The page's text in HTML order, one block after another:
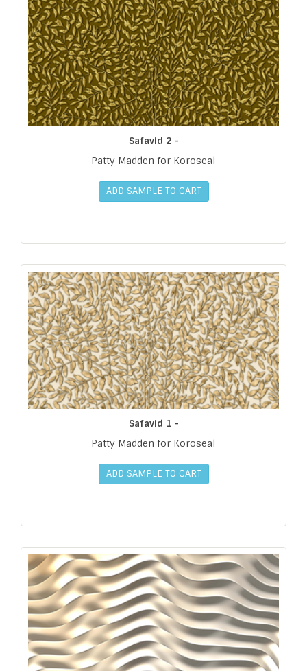
Safavid 2 -
Patty Madden for Koroseal
ADD SAMPLE TO CART
Safavid 1 -
Patty Madden for Koroseal
ADD SAMPLE TO CART